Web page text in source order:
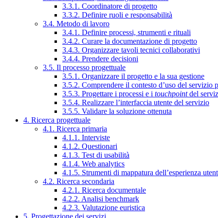
3.3.1. Coordinatore di progetto
3.3.2. Definire ruoli e responsabilità
3.4. Metodo di lavoro
3.4.1. Definire processi, strumenti e rituali
3.4.2. Curare la documentazione di progetto
3.4.3. Organizzare tavoli tecnici collaborativi
3.4.4. Prendere decisioni
3.5. Il processo progettuale
3.5.1. Organizzare il progetto e la sua gestione
3.5.2. Comprendere il contesto d’uso del servizio
3.5.3. Progettare i processi e i touchpointdel
3.5.4. Realizzare l’interfaccia utente del servizio
3.5.5. Validare la soluzione ottenuta
4. Ricerca progettuale
4.1. Ricerca primaria
4.1.1. Interviste
4.1.2. Questionari
4.1.3. Test di usabilità
4.1.4. Web analytics
4.1.5. Strumenti di mappatura dell’esperienza
4.2. Ricerca secondaria
4.2.1. Ricerca documentale
4.2.2. Analisi benchmark
4.2.3. Valutazione euristica
5. Progettazione dei servizi